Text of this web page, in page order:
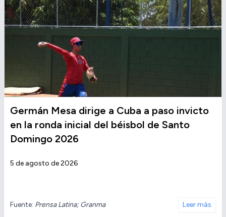
Germán Mesa dirige a Cuba a paso invicto
en la ronda inicial del béisbol de Santo
Domingo 2026
5 de agosto de 2026
Fuente: Prensa Latina; Granma Leer más